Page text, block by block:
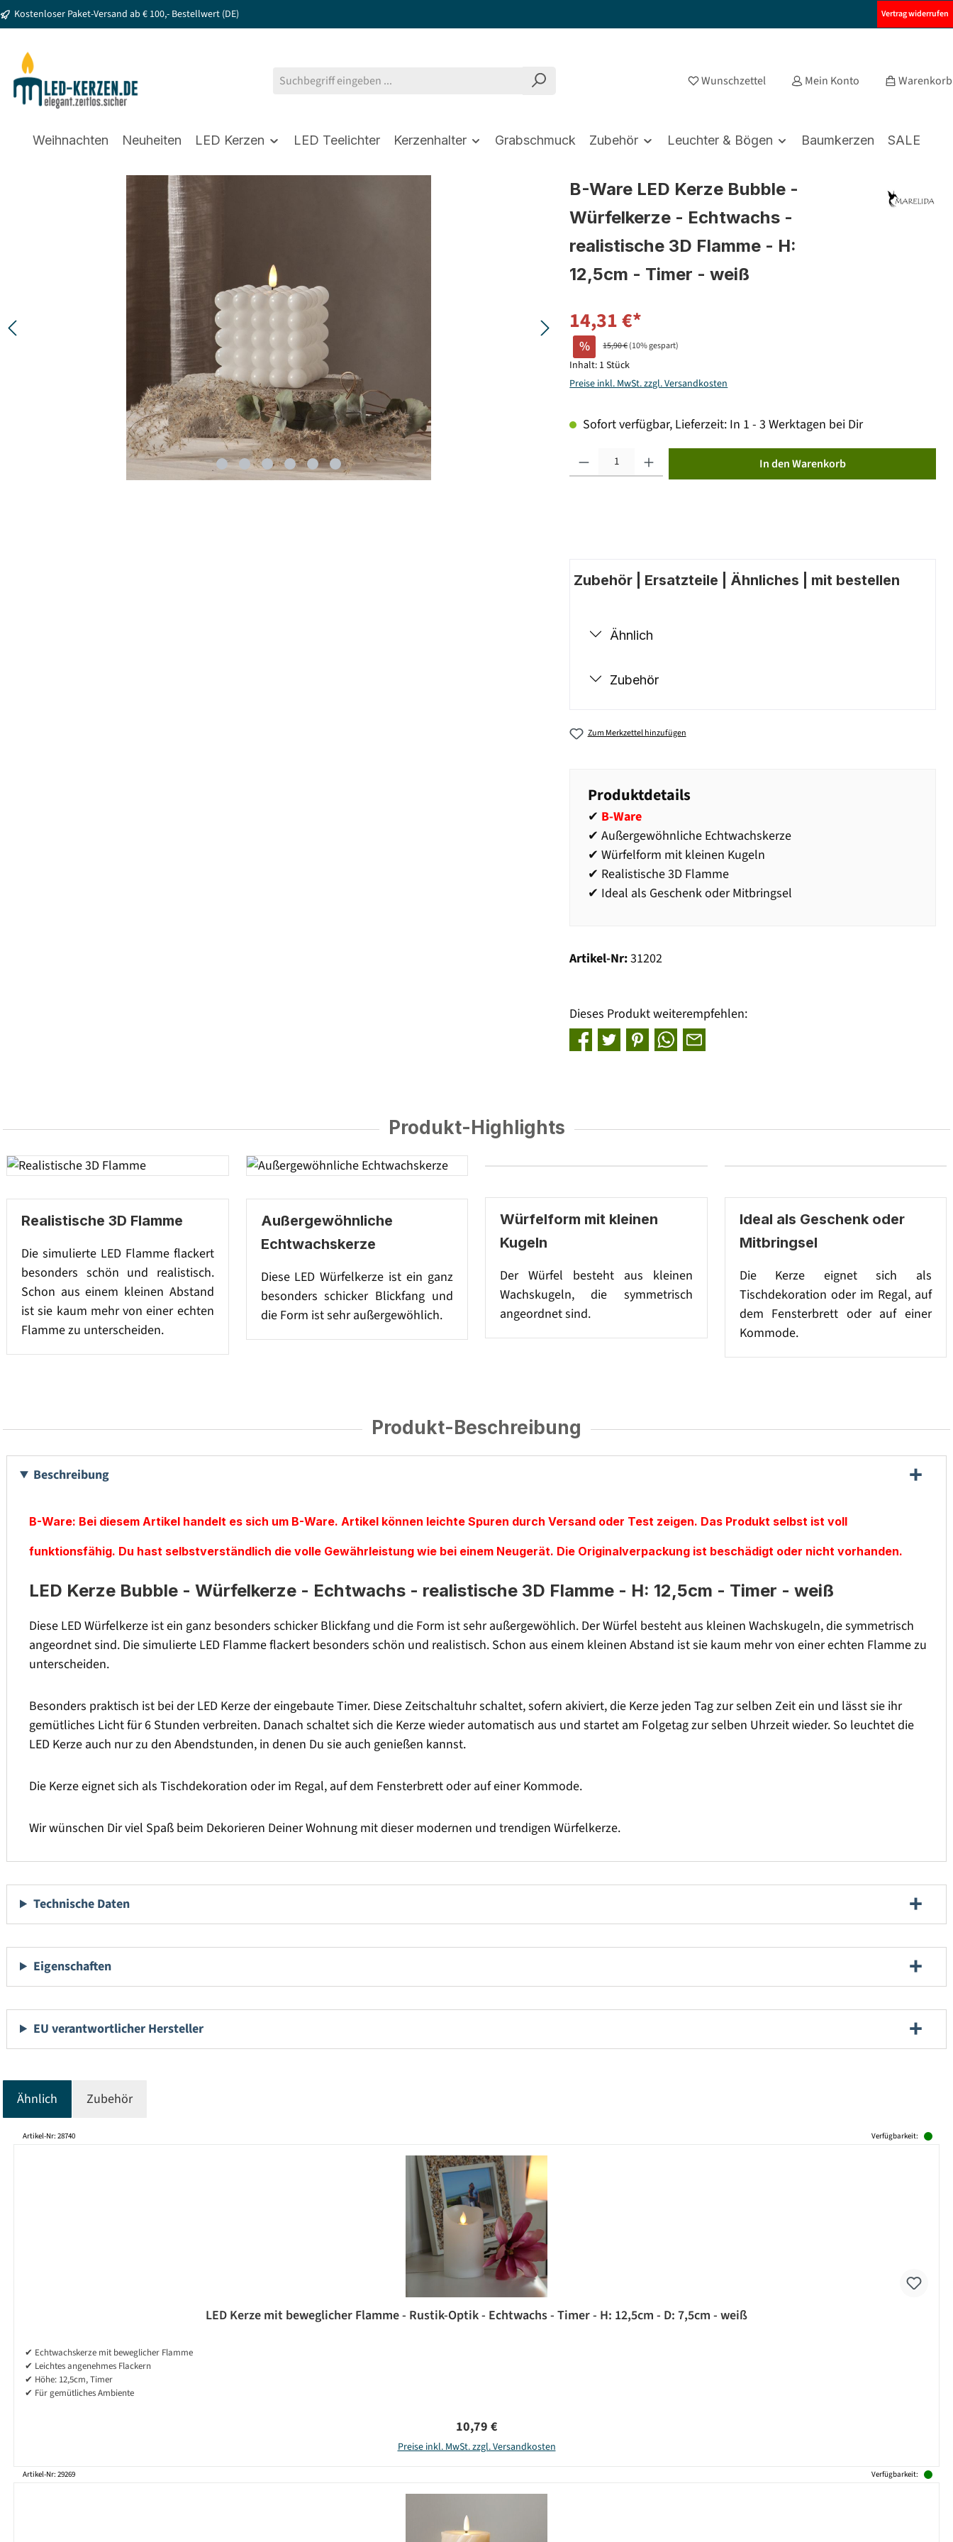
Zur Hauptnavigation springen
Kostenloser Paket-Versand ab € 100,- Bestellwert (DE) Vertrag widerrufen
Wunschzettel Mein Konto Warenkorb
Weihnachten Neuheiten LED Kerzen LED Teelichter Kerzenhalter Grabschmuck Zubehör Leuchter & Bögen Baumkerzen SALE
B-Ware LED Kerze Bubble -
Würfelkerze - Echtwachs -
realistische 3D Flamme - H:
12,5cm - Timer - weiß
14,31 €*
% 15,90 €(10% gespart)
Inhalt: 1 Stück
Preise inkl. MwSt. zzgl. Versandkosten
Sofort verfügbar, Lieferzeit: In 1 - 3 Werktagen bei Dir
In den Warenkorb
Zubehör | Ersatzteile | Ähnliches | mit bestellen
Ähnlich
Zubehör
Zum Merkzettel hinzufügen
Produktdetails
✔ B-Ware
✔ Außergewöhnliche Echtwachskerze
✔ Würfelform mit kleinen Kugeln
✔ Realistische 3D Flamme
✔ Ideal als Geschenk oder Mitbringsel
Artikel-Nr:31202
Dieses Produkt weiterempfehlen:
Produkt-Highlights
Realistische 3D Flamme
Die simulierte LED Flamme flackert
besonders schön und realistisch.
Schon aus einem kleinen Abstand
ist sie kaum mehr von einer echten
Flamme zu unterscheiden.
Außergewöhnliche
Echtwachskerze
Diese LED Würfelkerze ist ein ganz
besonders schicker Blickfang und
die Form ist sehr außergewöhlich.
Würfelform mit kleinen
Kugeln
Der Würfel besteht aus kleinen
Wachskugeln, die symmetrisch
angeordnet sind.
Ideal als Geschenk oder
Mitbringsel
Die Kerze eignet sich als
Tischdekoration oder im Regal, auf
dem Fensterbrett oder auf einer
Kommode.
Produkt-Beschreibung
Beschreibung
B-Ware: Bei diesem Artikel handelt es sich um B-Ware. Artikel können leichte Spuren durch Versand oder Test zeigen. Das Produkt selbst ist voll
funktionsfähig. Du hast selbstverständlich die volle Gewährleistung wie bei einem Neugerät. Die Originalverpackung ist beschädigt oder nicht vorhanden.
LED Kerze Bubble - Würfelkerze - Echtwachs - realistische 3D Flamme - H: 12,5cm - Timer - weiß
Diese LED Würfelkerze ist ein ganz besonders schicker Blickfang und die Form ist sehr außergewöhlich. Der Würfel besteht aus kleinen Wachskugeln, die symmetrisch
angeordnet sind. Die simulierte LED Flamme flackert besonders schön und realistisch. Schon aus einem kleinen Abstand ist sie kaum mehr von einer echten Flamme zu
unterscheiden.
Besonders praktisch ist bei der LED Kerze der eingebaute Timer. Diese Zeitschaltuhr schaltet, sofern akiviert, die Kerze jeden Tag zur selben Zeit ein und lässt sie ihr
gemütliches Licht für 6 Stunden verbreiten. Danach schaltet sich die Kerze wieder automatisch aus und startet am Folgetag zur selben Uhrzeit wieder. So leuchtet die
LED Kerze auch nur zu den Abendstunden, in denen Du sie auch genießen kannst.
Die Kerze eignet sich als Tischdekoration oder im Regal, auf dem Fensterbrett oder auf einer Kommode.
Wir wünschen Dir viel Spaß beim Dekorieren Deiner Wohnung mit dieser modernen und trendigen Würfelkerze.
Technische Daten
Eigenschaften
EU verantwortlicher Hersteller
Ähnlich Zubehör
Produktgalerie überspringen
Artikel-Nr: 28740 Verfügbarkeit:
LED Kerze mit beweglicher Flamme - Rustik-Optik - Echtwachs - Timer - H: 12,5cm - D: 7,5cm - weiß
✔ Echtwachskerze mit beweglicher Flamme
✔ Leichtes angenehmes Flackern
✔ Höhe: 12,5cm, Timer
✔ Für gemütliches Ambiente
Regulärer Preis:
10,79 €
Preise inkl. MwSt. zzgl. Versandkosten
Artikel-Nr: 29269 Verfügbarkeit: